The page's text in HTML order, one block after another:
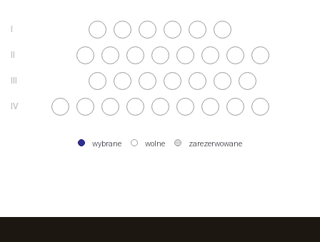
wybrane wolne zarezerwowane